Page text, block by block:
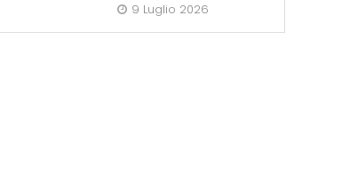
9 Luglio 2026